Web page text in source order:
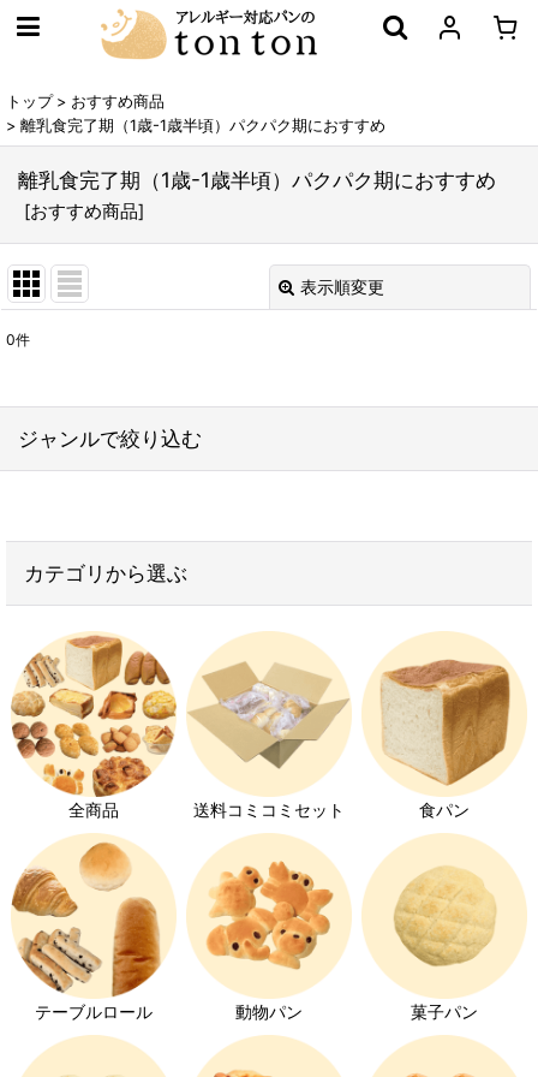
トップ > おすすめ商品
> 離乳食完了期（1歳-1歳半頃）パクパク期におすすめ
離乳食完了期（1歳-1歳半頃）パクパク期におすすめ
[おすすめ商品]
表示順変更
在庫あり
絞り込む
0件
ジャンルで絞り込む
子供が喜ぶお菓子
学校給食用パン
おかずパン
無添加パン
ヴィーガンパン
離乳食におすすめのパン
お家でパン屋さん
大豆アレルギー対応
オーダーパン
メロンパン特集
カテゴリから選ぶ
全商品 送料コミコミセット 食パン
テーブルロール 動物パン 菓子パン